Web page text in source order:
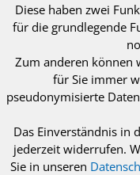
NEWSLETTER
© 2021
Diese haben zwei
für die grundlegende
Zum anderen können
für Sie immer
pseudonymisierte
Das Einverständnis in
jederzeit widerrufen.
Sie in unseren